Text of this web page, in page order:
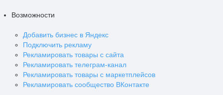
Возможности
Добавить бизнес в Яндекс
Подключить рекламу
Рекламировать товары с сайта
Рекламировать телеграм-канал
Рекламировать товары с маркетплейсов
Рекламировать сообщество ВКонтакте